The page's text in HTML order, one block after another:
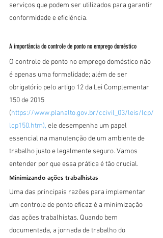
serviços que podem ser utilizados para garantir
conformidade e eficiência.
A importância do controle de ponto no emprego doméstico
O controle de ponto no emprego doméstico não
é apenas uma formalidade; além de ser
obrigatório pelo artigo 12 da Lei Complementar
150 de 2015
(https://www.planalto.gov.br/ccivil_03/leis/lcp/
lcp150.htm), ele desempenha um papel
essencial na manutenção de um ambiente de
trabalho justo e legalmente seguro. Vamos
entender por que essa prática é tão crucial.
Minimizando ações trabalhistas
Uma das principais razões para implementar
um controle de ponto eficaz é a minimização
das ações trabalhistas. Quando bem
documentada, a jornada de trabalho do